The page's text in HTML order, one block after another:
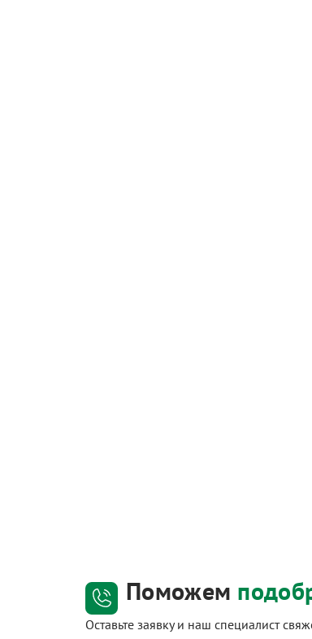
Поможем
Оставьте заявку и наш специалист